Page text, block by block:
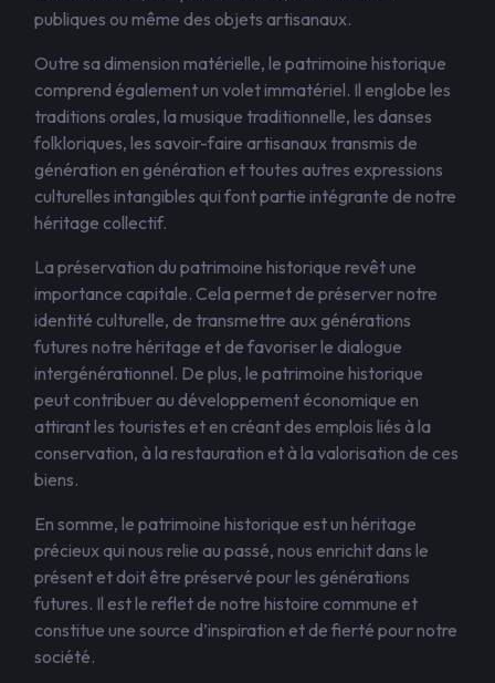
publiques ou même des objets artisanaux.
Outre sa dimension matérielle, le patrimoine historique
comprend également un volet immatériel. Il englobe les
traditions orales, la musique traditionnelle, les danses
folkloriques, les savoir-faire artisanaux transmis de
génération en génération et toutes autres expressions
culturelles intangibles qui font partie intégrante de notre
héritage collectif.
La préservation du patrimoine historique revêt une
importance capitale. Cela permet de préserver notre
identité culturelle, de transmettre aux générations
futures notre héritage et de favoriser le dialogue
intergénérationnel. De plus, le patrimoine historique
peut contribuer au développement économique en
attirant les touristes et en créant des emplois liés à la
conservation, à la restauration et à la valorisation de ces
biens.
En somme, le patrimoine historique est un héritage
précieux qui nous relie au passé, nous enrichit dans le
présent et doit être préservé pour les générations
futures. Il est le reflet de notre histoire commune et
constitue une source d’inspiration et de fierté pour notre
société.